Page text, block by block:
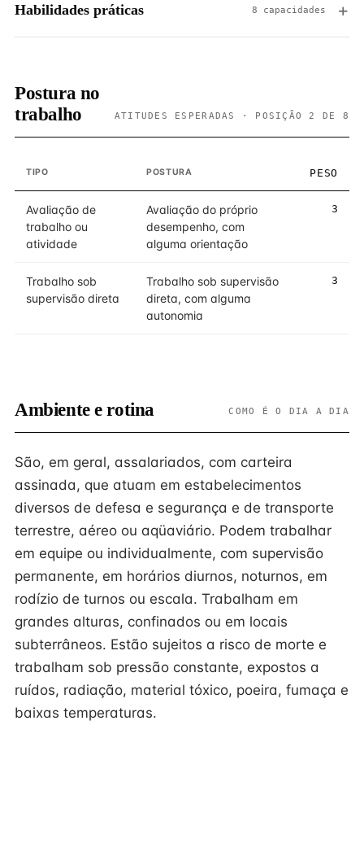
Habilidades práticas 8 capacidades
Postura no
trabalho
ATITUDES ESPERADAS · POSIÇÃO 2 DE 8
TIPO POSTURA PESO
Avaliação de
trabalho ou
atividade
Avaliação do próprio
desempenho, com
alguma orientação
3
Trabalho sob
supervisão direta
Trabalho sob supervisão
direta, com alguma
autonomia
3
Ambiente e rotina COMO É O DIA A DIA
São, em geral, assalariados, com carteira
assinada, que atuam em estabelecimentos
diversos de defesa e segurança e de transporte
terrestre, aéreo ou aqüaviário. Podem trabalhar
em equipe ou individualmente, com supervisão
permanente, em horários diurnos, noturnos, em
rodízio de turnos ou escala. Trabalham em
grandes alturas, confinados ou em locais
subterrâneos. Estão sujeitos a risco de morte e
trabalham sob pressão constante, expostos a
ruídos, radiação, material tóxico, poeira, fumaça e
baixas temperaturas.